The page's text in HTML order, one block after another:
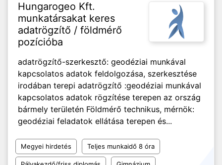
Hungarogeo Kft.
munkatársakat keres
adatrögzítő / földmérő
pozícióba
adatrögzítő-szerkesztő: geodéziai munkával
kapcsolatos adatok feldolgozása, szerkesztése
irodában terepi adatrögzítő :geodéziai munkával
kapcsolatos adatok rögzítése terepen az ország
bármely területén Földmérő technikus, mérnök:
geodéziai feladatok ellátása terepen és...
Megyei hirdetés Teljes munkaidő 8 óra